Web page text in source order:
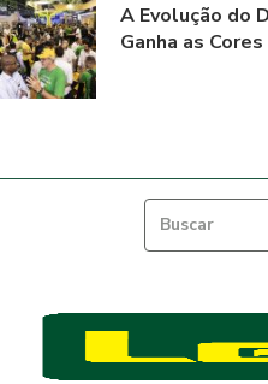
A Evolução do
Ganha as